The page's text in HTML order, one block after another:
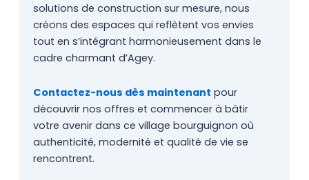
solutions de construction sur mesure, nous
créons des espaces qui reflètent vos envies
tout en s’intégrant harmonieusement dans le
cadre charmant d’Agey.
Contactez-nous dès maintenant pour
découvrir nos offres et commencer à bâtir
votre avenir dans ce village bourguignon où
authenticité, modernité et qualité de vie se
rencontrent.